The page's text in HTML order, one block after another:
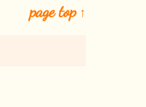
page top↑